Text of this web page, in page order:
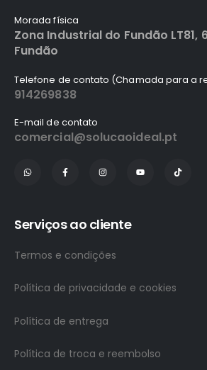
Morada física
Zona Industrial do Fundão LT81,
Fundão
Telefone de contato (Chamada para a
914269838
E-mail de contato
comercial@solucaoideal.pt
Serviços ao cliente
Termos e condições
Política de privacidade e cookies
Política de entrega
Política de troca e reembolso